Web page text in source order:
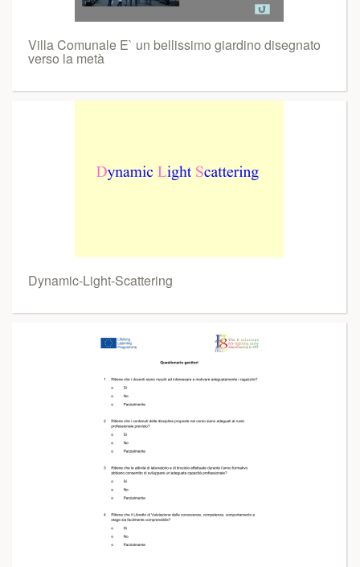
Villa Comunale E` un bellissimo giardino disegnato
verso la metà
Dynamic-Light-Scattering